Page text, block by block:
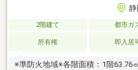
2階建て 都市ガ
所有権 即入居
※準防火地域※各階面積：1階63.76